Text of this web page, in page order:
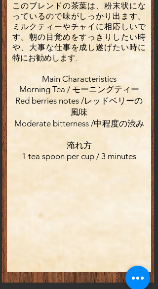
このブレンドの茶葉は、粉末状にな
っているので味がしっかり出ます。
ミルクティーやチャイに相応しいで
す。朝の目覚めをすっきりしたい時
や、大事な仕事を成し遂げたい時に
特にお勧めします
Main Characteristics
Morning Tea / モーニングティー
Red berries notes /レッドベリーの
風味
Moderate bitterness /中程度の渋み
淹れ方
1 tea spoon per cup / 3 minutes